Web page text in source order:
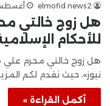
elmofid news2 أغسطس 25,
هل زوج خالتي
للأحكام
هل زوج خالتي محرم علي
نيوز»، حيث نقدم لكم
أكمل القراءة »